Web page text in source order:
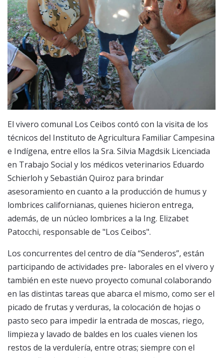
El vivero comunal Los Ceibos contó con la visita de los
técnicos del Instituto de Agricultura Familiar Campesina
e Indígena, entre ellos la Sra. Silvia Magdsik Licenciada
en Trabajo Social y los médicos veterinarios Eduardo
Schierloh y Sebastián Quiroz para brindar
asesoramiento en cuanto a la producción de humus y
lombrices californianas, quienes hicieron entrega,
además, de un núcleo lombrices a la Ing. Elizabet
Patocchi, responsable de "Los Ceibos".
Los concurrentes del centro de día “Senderos”, están
participando de actividades pre- laborales en el vivero y
también en este nuevo proyecto comunal colaborando
en las distintas tareas que abarca el mismo, como ser el
picado de frutas y verduras, la colocación de hojas o
pasto seco para impedir la entrada de moscas, riego,
limpieza y lavado de baldes en los cuales vienen los
restos de la verdulería, entre otras; siempre con el